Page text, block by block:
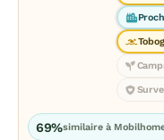
69%similaire à